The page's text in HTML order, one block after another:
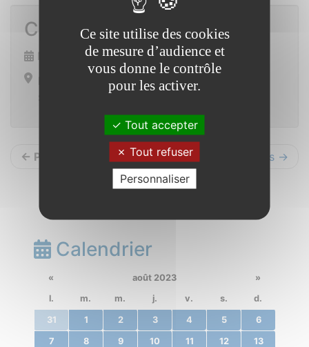
Cuisine pour tous
Mercredi 11 octobre 2023 de 18h00 à 19h30
Restaurant scolaire
← Précédents Suivants →
Calendrier
« août 2023
»
l.
m. m. j. v. s. d.
31 1 2 3 4 5 6
7 8 9 10 11 12 13
Ce site utilise des cookies
de mesure d’audience et
vous donne le contrôle
pour les activer.
Tout accepter
Tout refuser
Personnaliser